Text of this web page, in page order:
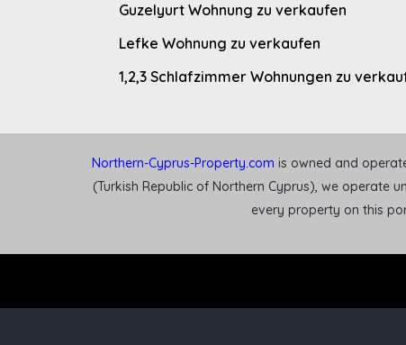
Guzelyurt Wohnung zu verkaufen
Lefke Wohnung zu verkaufen
1,2,3 Schlafzimmer Wohnungen zu
Northern-Cyprus-Property.com is owned and
(Turkish Republic of Northern Cyprus), we operate
every property on this